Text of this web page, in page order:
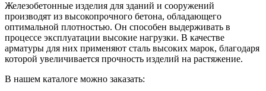
Железобетонные изделия для зданий и сооружений
производят из высокопрочного бетона, обладающего
оптимальной плотностью. Он способен выдерживать в
процессе эксплуатации высокие нагрузки. В качестве
арматуры для них применяют сталь высоких марок, благодаря
которой увеличивается прочность изделий на растяжение.
В нашем каталоге можно заказать: